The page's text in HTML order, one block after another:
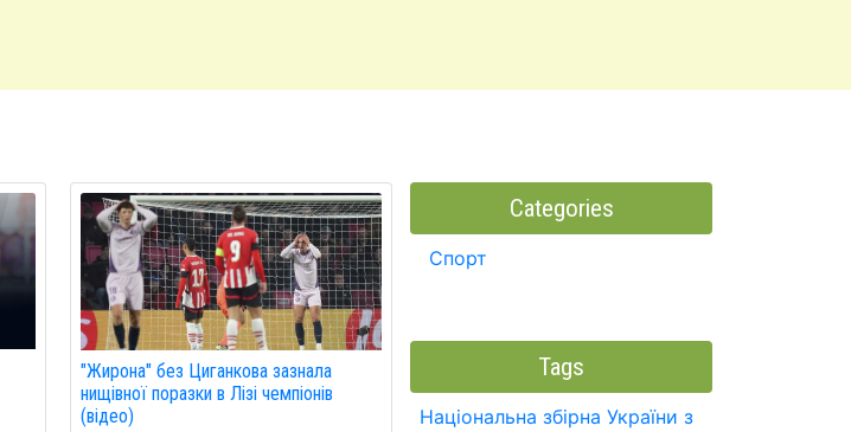
"Жирона" без Циганкова зазнала
нищівної поразки в Лізі чемпіонів
(відео)
Categories
Спорт
Tags
Національна збірна України з